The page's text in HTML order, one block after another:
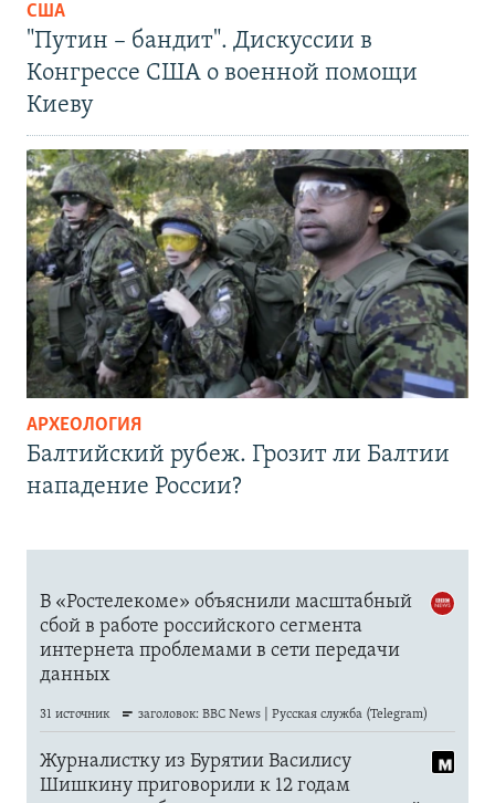
США
"Путин – бандит". Дискуссии в
Конгрессе США о военной помощи
Киеву
АРХЕОЛОГИЯ
Балтийский рубеж. Грозит ли Балтии
нападение России?